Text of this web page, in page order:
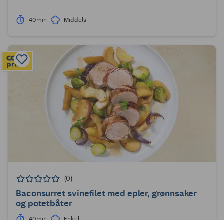
40min Middels
(0)
Baconsurret svinefilet med epler, grønnsaker
og potetbåter